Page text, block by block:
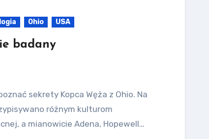
Ohio USA
badany
sekrety Kopca Węża z Ohio. Na
różnym kulturom
a mianowicie Adena, Hopewell…